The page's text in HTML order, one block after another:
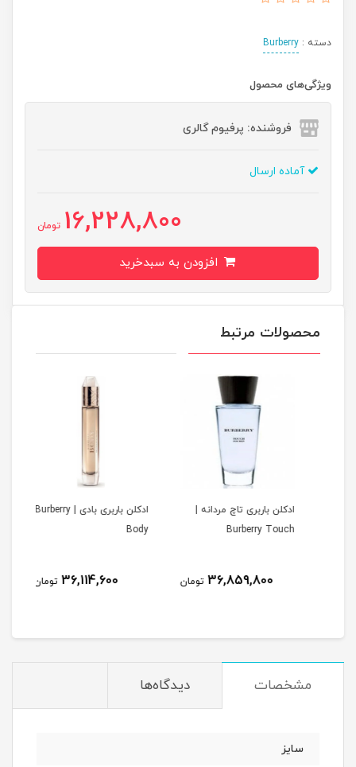
دسته : Burberry
ویژگی‌های محصول
فروشنده: پرفیوم گالری
آماده ارسال
16,228,800 تومان
محصولات مرتبط
ادکلن باربری تاچ مردانه |
Burberry Touch
36,859,800 تومان
ادکلن باربری بادی | Burberry
Body
36,114,600 تومان
مشخصات دیدگاه‌ها
سایز